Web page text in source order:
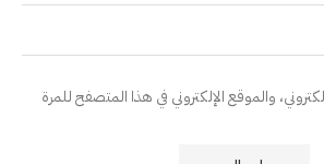
والموقع الإلكتروني في هذا المتصفح للمرة